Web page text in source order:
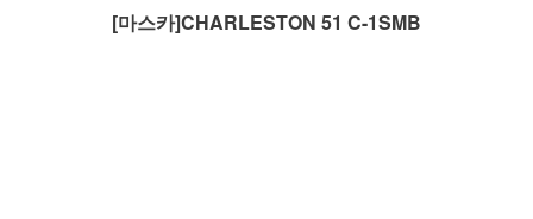
1 라피스센시블레
[마스카]CHARLESTON 51 C-1SMB